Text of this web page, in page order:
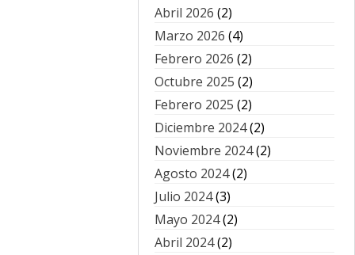
Abril 2026 (2)
Marzo 2026 (4)
Febrero 2026 (2)
Octubre 2025 (2)
Febrero 2025 (2)
Diciembre 2024(2)
Noviembre 2024(2)
Agosto 2024(2)
Julio 2024(3)
Mayo 2024(2)
Abril 2024(2)